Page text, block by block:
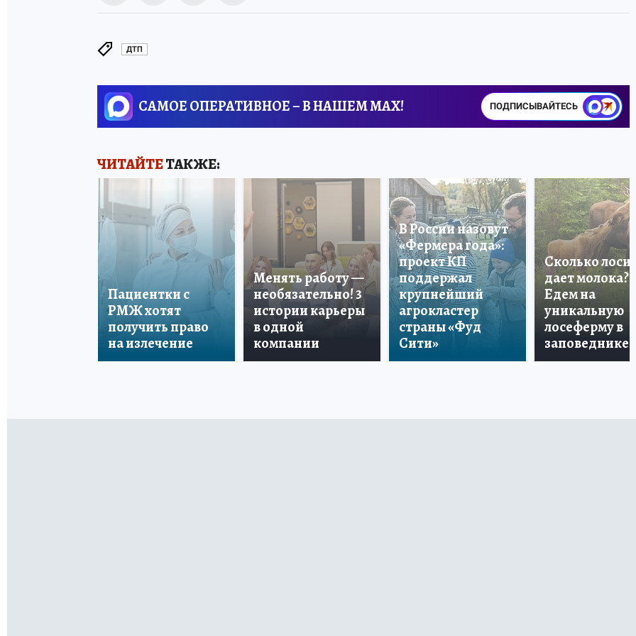
ДТП
САМОЕ ОПЕРАТИВНОЕ – В НАШЕМ MAX! ПОДПИСЫВАЙТЕСЬ
ЧИТАЙТЕТАКЖЕ:
Пациентки с
РМЖ хотят
получить право
на излечение
Менять работу —
необязательно! 3
истории карьеры
в одной
компании
В России назовут
«Фермера года»:
проект КП
поддержал
крупнейший
агрокластер
страны «Фуд
Сити»
Сколько лосиха
дает молока?
Едем на
уникальную
лосеферму в
заповеднике!